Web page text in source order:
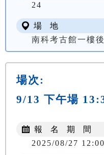
24
場 地
南科考古館一樓
場次:
9/13 下午場
報 名 期 間
2025/08/27